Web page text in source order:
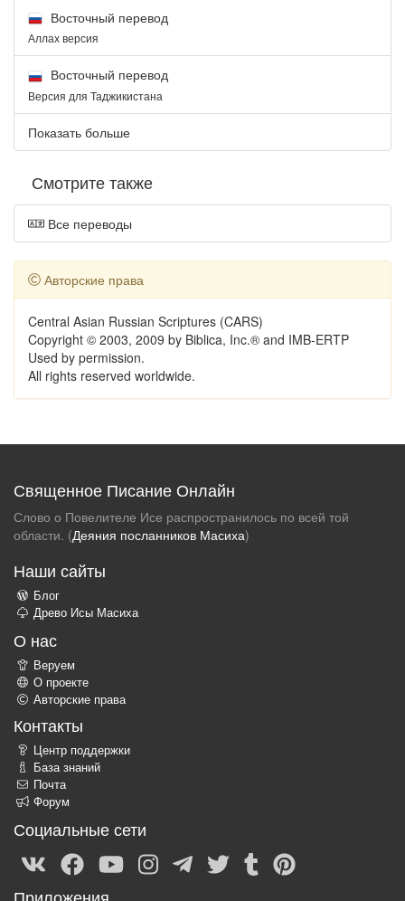
Восточный перевод
Аллах версия
Восточный перевод
Версия для Таджикистана
Показать больше
Смотрите также
Все переводы
Авторские права
Central Asian Russian Scriptures (CARS)
Copyright © 2003, 2009 by Biblica, Inc.® and IMB-ERTP
Used by permission.
All rights reserved worldwide.
Священное Писание Онлайн
Слово о Повелителе Исе распространилось по всей той
области. (Деяния посланников Масиха)
Наши сайты
Блог
Древо Исы Масиха
О нас
Веруем
О проекте
Авторские права
Контакты
Центр поддержки
База знаний
Почта
Форум
Социальные сети
Приложения